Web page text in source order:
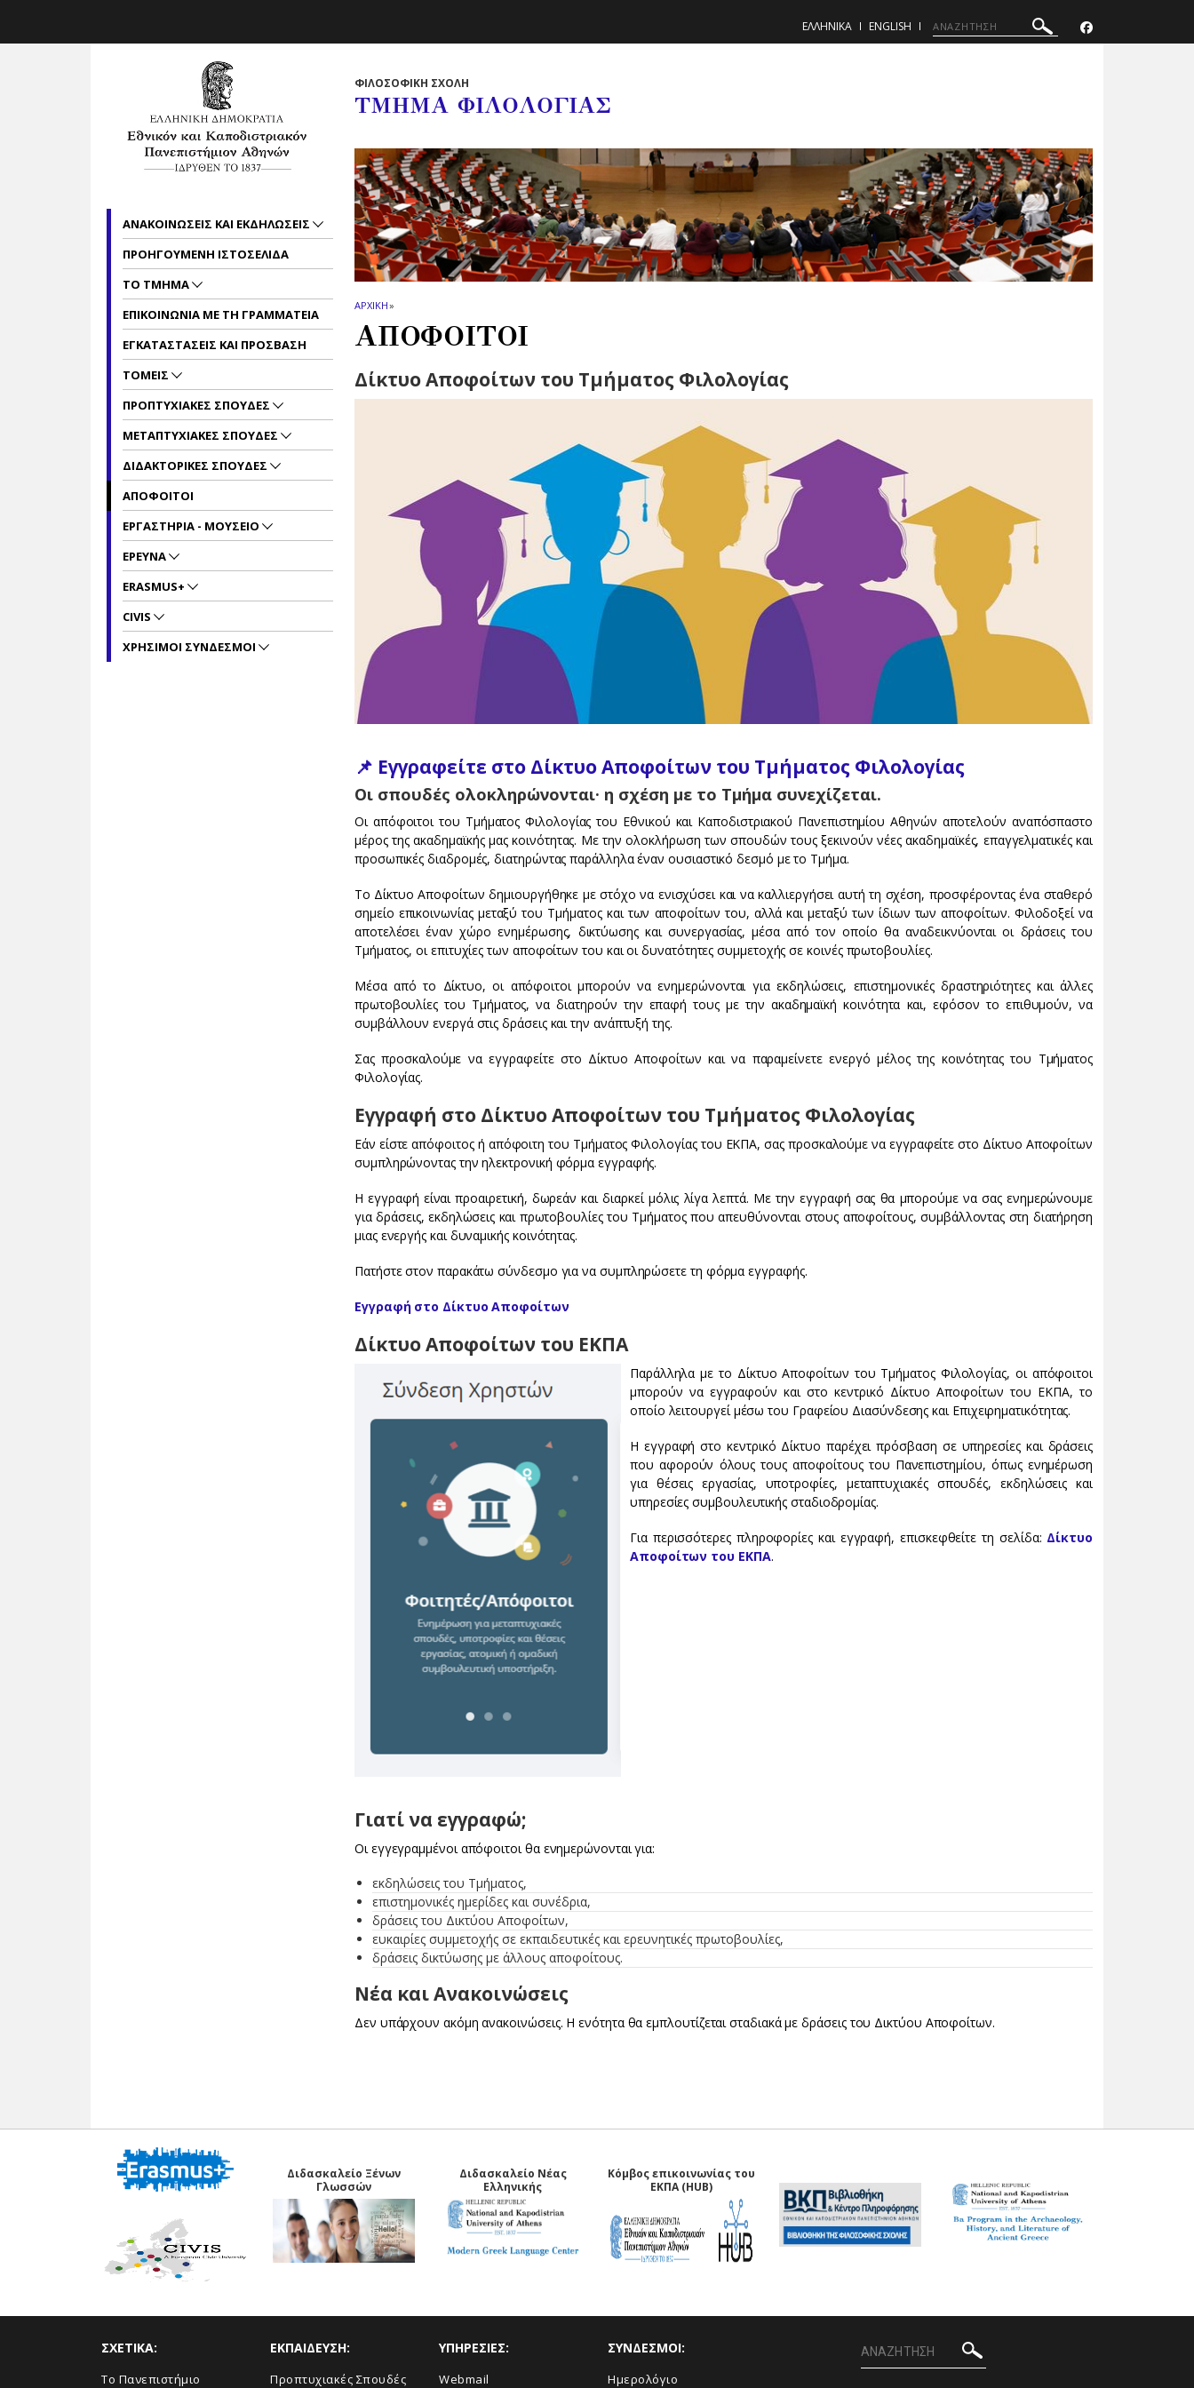
ΕΛΛΗΝΙΚΑ ENGLISH
ΦΙΛΟΣΟΦΙΚΗ ΣΧΟΛΗ
ΤΜΗΜΑ ΦΙΛΟΛΟΓΙΑΣ
ΑΡΧΙΚΗ»
ΑΠΟΦΟΙΤΟΙ
Δίκτυο Αποφοίτων του Τμήματος Φιλολογίας
📌 Εγγραφείτε στο Δίκτυο Αποφοίτων του Τμήματος Φιλολογίας
Οι σπουδές ολοκληρώνονται· η σχέση με το Τμήμα συνεχίζεται.
Οι απόφοιτοι του Τμήματος Φιλολογίας του Εθνικού και Καποδιστριακού Πανεπιστημίου Αθηνών αποτελούν αναπόσπαστο
μέρος της ακαδημαϊκής μας κοινότητας. Με την ολοκλήρωση των σπουδών τους ξεκινούν νέες ακαδημαϊκές, επαγγελματικές και
προσωπικές διαδρομές, διατηρώντας παράλληλα έναν ουσιαστικό δεσμό με το Τμήμα.
Το Δίκτυο Αποφοίτων δημιουργήθηκε με στόχο να ενισχύσει και να καλλιεργήσει αυτή τη σχέση, προσφέροντας ένα σταθερό
σημείο επικοινωνίας μεταξύ του Τμήματος και των αποφοίτων του, αλλά και μεταξύ των ίδιων των αποφοίτων. Φιλοδοξεί να
αποτελέσει έναν χώρο ενημέρωσης, δικτύωσης και συνεργασίας, μέσα από τον οποίο θα αναδεικνύονται οι δράσεις του
Τμήματος, οι επιτυχίες των αποφοίτων του και οι δυνατότητες συμμετοχής σε κοινές πρωτοβουλίες.
Μέσα από το Δίκτυο, οι απόφοιτοι μπορούν να ενημερώνονται για εκδηλώσεις, επιστημονικές δραστηριότητες και άλλες
πρωτοβουλίες του Τμήματος, να διατηρούν την επαφή τους με την ακαδημαϊκή κοινότητα και, εφόσον το επιθυμούν, να
συμβάλλουν ενεργά στις δράσεις και την ανάπτυξή της.
Σας προσκαλούμε να εγγραφείτε στο Δίκτυο Αποφοίτων και να παραμείνετε ενεργό μέλος της κοινότητας του Τμήματος
Φιλολογίας.
Εγγραφή στο Δίκτυο Αποφοίτων του Τμήματος Φιλολογίας
Εάν είστε απόφοιτος ή απόφοιτη του Τμήματος Φιλολογίας του ΕΚΠΑ, σας προσκαλούμε να εγγραφείτε στο Δίκτυο Αποφοίτων
συμπληρώνοντας την ηλεκτρονική φόρμα εγγραφής.
Η εγγραφή είναι προαιρετική, δωρεάν και διαρκεί μόλις λίγα λεπτά. Με την εγγραφή σας θα μπορούμε να σας ενημερώνουμε
για δράσεις, εκδηλώσεις και πρωτοβουλίες του Τμήματος που απευθύνονται στους αποφοίτους, συμβάλλοντας στη διατήρηση
μιας ενεργής και δυναμικής κοινότητας.
Πατήστε στον παρακάτω σύνδεσμο για να συμπληρώσετε τη φόρμα εγγραφής.
Εγγραφή στο Δίκτυο Αποφοίτων
Δίκτυο Αποφοίτων του ΕΚΠΑ
Παράλληλα με το Δίκτυο Αποφοίτων του Τμήματος Φιλολογίας, οι απόφοιτοι
μπορούν να εγγραφούν και στο κεντρικό Δίκτυο Αποφοίτων του ΕΚΠΑ, το
οποίο λειτουργεί μέσω του Γραφείου Διασύνδεσης και Επιχειρηματικότητας.
Η εγγραφή στο κεντρικό Δίκτυο παρέχει πρόσβαση σε υπηρεσίες και δράσεις
που αφορούν όλους τους αποφοίτους του Πανεπιστημίου, όπως ενημέρωση
για θέσεις εργασίας, υποτροφίες, μεταπτυχιακές σπουδές, εκδηλώσεις και
υπηρεσίες συμβουλευτικής σταδιοδρομίας.
Για περισσότερες πληροφορίες και εγγραφή, επισκεφθείτε τη σελίδα: Δίκτυο
Αποφοίτων του ΕΚΠΑ.
Γιατί να εγγραφώ;
Οι εγγεγραμμένοι απόφοιτοι θα ενημερώνονται για:
εκδηλώσεις του Τμήματος,
επιστημονικές ημερίδες και συνέδρια,
δράσεις του Δικτύου Αποφοίτων,
ευκαιρίες συμμετοχής σε εκπαιδευτικές και ερευνητικές πρωτοβουλίες,
δράσεις δικτύωσης με άλλους αποφοίτους.
Νέα και Ανακοινώσεις
Δεν υπάρχουν ακόμη ανακοινώσεις. Η ενότητα θα εμπλουτίζεται σταδιακά με δράσεις του Δικτύου Αποφοίτων.
ΑΝΑΚΟΙΝΩΣΕΙΣ ΚΑΙ ΕΚΔΗΛΩΣΕΙΣ
ΠΡΟΗΓΟΥΜΕΝΗ ΙΣΤΟΣΕΛΙΔΑ
ΤΟ ΤΜΗΜΑ
ΕΠΙΚΟΙΝΩΝΙΑ ΜΕ ΤΗ ΓΡΑΜΜΑΤΕΙΑ
ΕΓΚΑΤΑΣΤΑΣΕΙΣ ΚΑΙ ΠΡΟΣΒΑΣΗ
ΤΟΜΕΙΣ
ΠΡΟΠΤΥΧΙΑΚΕΣ ΣΠΟΥΔΕΣ
ΜΕΤΑΠΤΥΧΙΑΚΕΣ ΣΠΟΥΔΕΣ
ΔΙΔΑΚΤΟΡΙΚΕΣ ΣΠΟΥΔΕΣ
ΑΠΟΦΟΙΤΟΙ
ΕΡΓΑΣΤΗΡΙΑ - ΜΟΥΣΕΙΟ
ΕΡΕΥΝΑ
ERASMUS+
CIVIS
ΧΡΗΣΙΜΟΙ ΣΥΝΔΕΣΜΟΙ
Διδασκαλείο Ξένων
Γλωσσών
Διδασκαλείο Νέας
Ελληνικής
Κόμβος επικοινωνίας του
ΕΚΠΑ (HUB)
ΣΧΕΤΙΚΑ:
Το Πανεπιστήμιο
ΕΚΠΑΙΔΕΥΣΗ:
Προπτυχιακές Σπουδές
ΥΠΗΡΕΣΙΕΣ:
Webmail
ΣΥΝΔΕΣΜΟΙ:
Ημερολόγιο